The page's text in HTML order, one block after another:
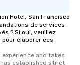
Hotel, San Francisco
de services
? Si oui, veuillez
élaborer ces
and takes
established strict